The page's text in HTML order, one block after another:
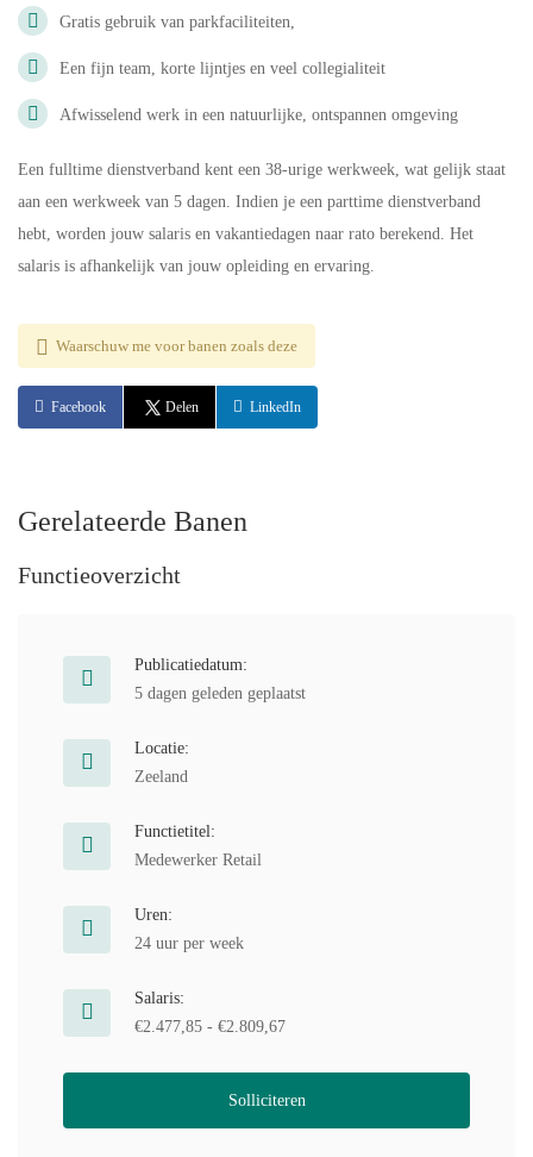
Gratis gebruik van parkfaciliteiten,
Een fijn team, korte lijntjes en veel collegialiteit
Afwisselend werk in een natuurlijke, ontspannen omgeving
Een fulltime dienstverband kent een 38-urige werkweek, wat gelijk staat
aan een werkweek van 5 dagen. Indien je een parttime dienstverband
hebt, worden jouw salaris en vakantiedagen naar rato berekend. Het
salaris is afhankelijk van jouw opleiding en ervaring.
Waarschuw me voor banen zoals deze
Facebook Delen LinkedIn
Gerelateerde Banen
Functieoverzicht
Publicatiedatum:
5 dagen geleden geplaatst
Locatie:
Zeeland
Functietitel:
Medewerker Retail
Uren:
24 uur per week
Salaris:
€2.477,85 - €2.809,67
Solliciteren